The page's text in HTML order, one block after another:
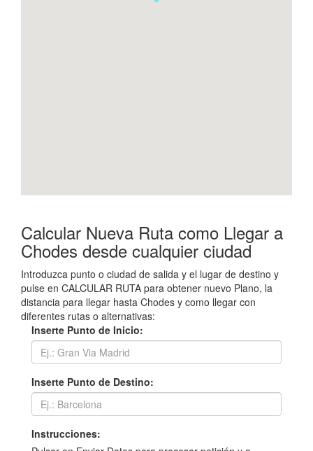
Calcular Nueva Ruta como Llegar a
Chodes desde cualquier ciudad
Introduzca punto o ciudad de salida y el lugar de destino y
pulse en CALCULAR RUTA para obtener nuevo Plano, la
distancia para llegar hasta Chodes y como llegar con
diferentes rutas o alternativas:
Inserte Punto de Inicio:
Inserte Punto de Destino:
Instrucciones: